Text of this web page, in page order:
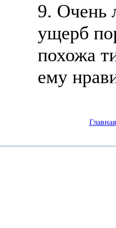
9. Очень
ущерб
похожа
ему
Главная